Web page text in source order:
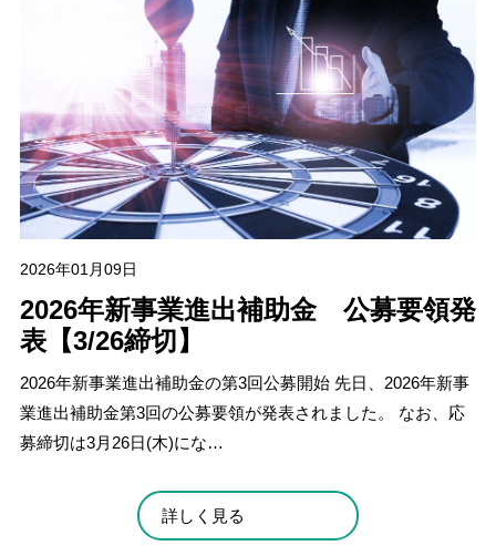
2026年01月09日
2026年新事業進出補助金 公募要領発
表【3/26締切】
2026年新事業進出補助金の第3回公募開始 先日、2026年新事
業進出補助金第3回の公募要領が発表されました。 なお、応
募締切は3月26日(木)にな…
詳しく見る